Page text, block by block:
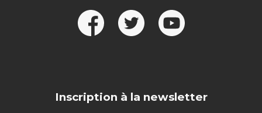
Inscription à la newsletter